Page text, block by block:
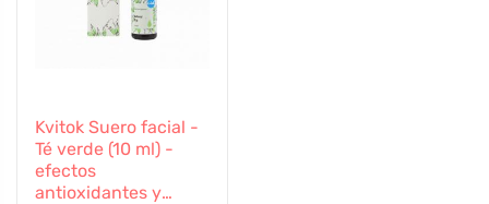
Kvitok Suero facial -
Té verde (10 ml) -
efectos
antioxidantes y